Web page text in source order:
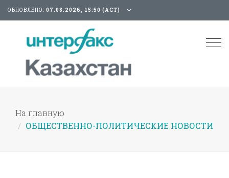
ОБНОВЛЕНО: 07.08.2026, 15:50 (АСТ)
На главную
ОБЩЕСТВЕННО-ПОЛИТИЧЕСКИЕ НОВОСТИ